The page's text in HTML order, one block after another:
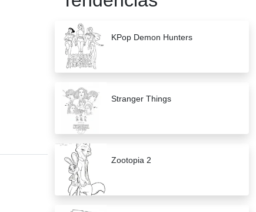
KPop Demon Hunters
Stranger Things
Zootopia 2